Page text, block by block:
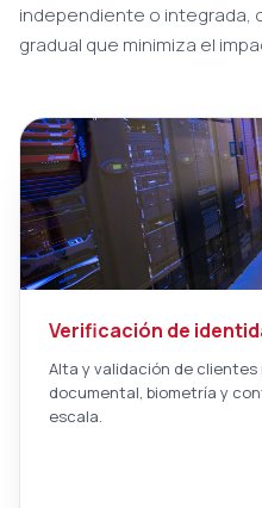
independiente o integrada,
gradual que minimiza el
Verificación de
Alta y validación de
documental, biometría y
escala.